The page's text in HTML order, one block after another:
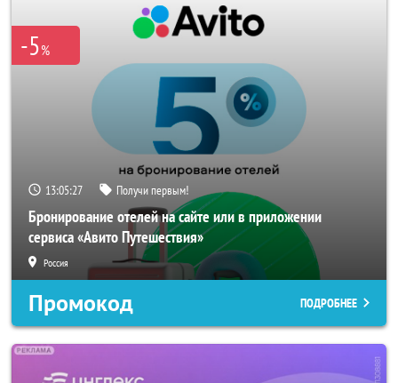
-5%
13:05:25 Получи первым!
Бронирование отелей на сайте или в приложении
сервиса «Авито Путешествия»
Россия
Промокод ПОДРОБНЕЕ